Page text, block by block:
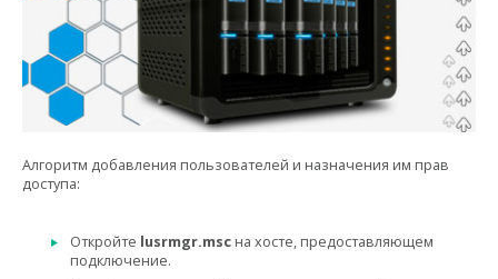
Алгоритм добавления пользователей и назначения им прав
доступа:
Откройте lusrmgr.msc на хосте, предоставляющем
подключение.